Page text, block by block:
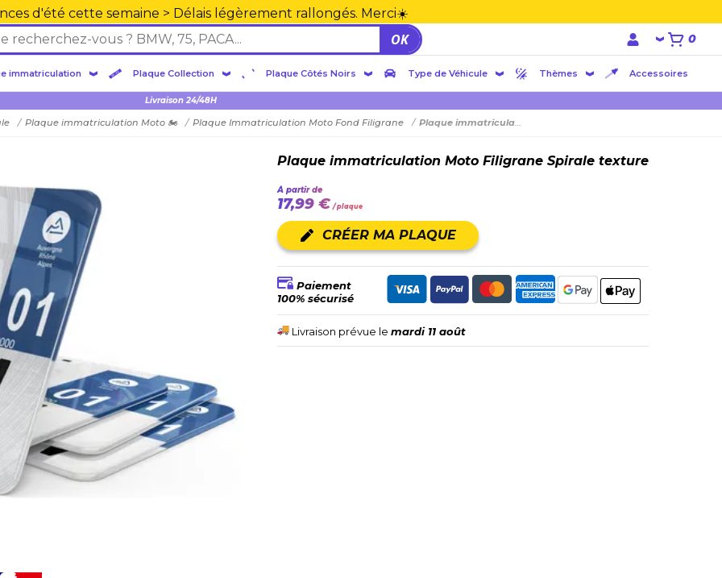
d'été cette semaine > Délais légèrement rallongés. Merci☀️
OK 0
immatriculation Plaque Collection Plaque Côtés Noirs Type de Véhicule Thèmes Accessoires
Livraison 24/48H
Plexiglas en PMMA supérieure
Plaque immatriculation Moto 🏍️ Plaque Immatriculation Moto Fond Filigrane Plaque immatriculation Moto Filigrane Spirale texture
Plaque immatriculation Moto Filigrane Spirale texture
À partir de
17,99 € / plaque
CRÉER MA PLAQUE
Paiement
100% sécurisé
Livraison prévue le mardi 11 août